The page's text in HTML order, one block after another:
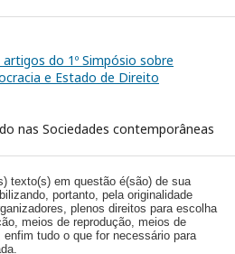
do 1º Simpósio sobre
e Estado de Direito
nas Sociedades contemporâneas
texto(s) em questão é(são) de sua
portanto, pela originalidade
plenos direitos para escolha
meios de reprodução, meios de
tudo o que for necessário para